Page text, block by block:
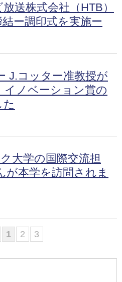
送株式会社（HTB）
ー調印式を実施ー
J.コッター准教授が
ノベーション賞の
大学の国際交流担
が本学を訪問されま
1 2 3